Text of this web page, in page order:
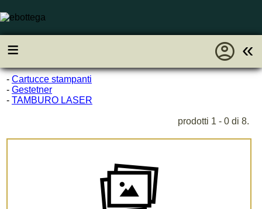
≡ «
account_circle
- Cartucce stampanti
- Gestetner
- TAMBURO LASER
prodotti 1 - 0 di 8.